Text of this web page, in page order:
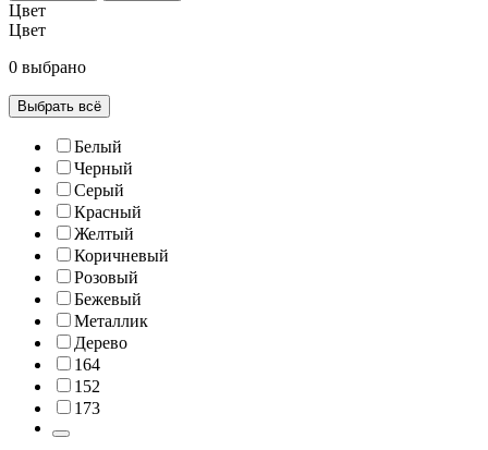
Цвeт
Цвeт
0 выбрано
Выбрать всё
Белый
Черный
Серый
Красный
Желтый
Коричневый
Розовый
Бежевый
Металлик
Дерево
164
152
173